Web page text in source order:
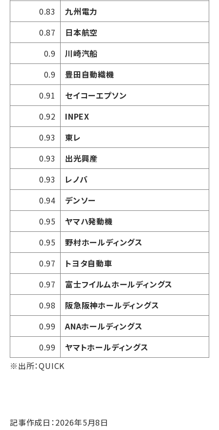
0.83
九州電力
0.87
日本航空
0.9
川崎汽船
0.9
豊田自動織機
0.91
セイコーエプソン
0.92
INPEX
0.93
東レ
0.93
出光興産
0.93
レノバ
0.94
デンソー
0.95
ヤマハ発動機
0.95
野村ホールディングス
0.97
トヨタ自動車
0.97
富士フイルムホールディングス
0.98
阪急阪神ホールディングス
0.99
ANAホールディングス
0.99
ヤマトホールディングス
※出所：QUICK
記事作成日：2026年5月8日